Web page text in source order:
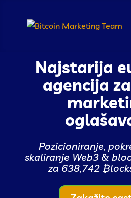
Najstarija
agencija
Pozicioniranje,
skaliranje Web3 &
za 638,742